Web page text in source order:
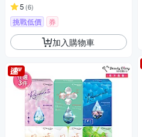
5 (6)
挑戰低價 券
加入購物車